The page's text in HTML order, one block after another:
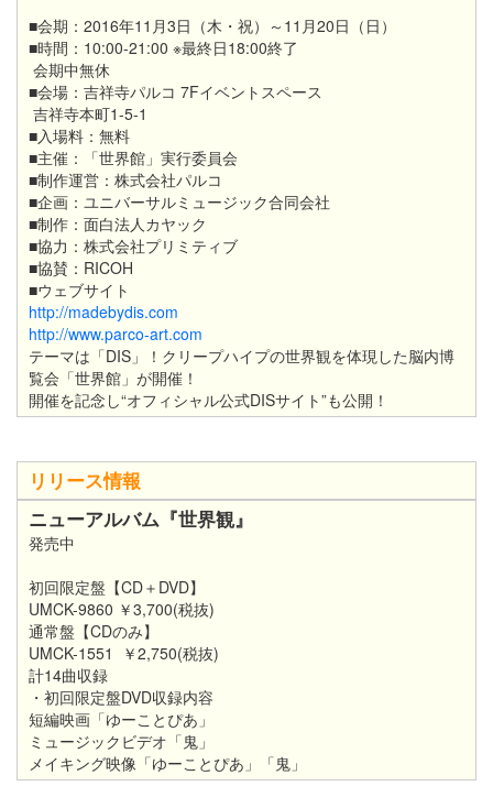
■会期：2016年11月3日（木・祝）～11月20日（日）
■時間：10:00-21:00 ※最終日18:00終了
会期中無休
■会場：吉祥寺パルコ 7Fイベントスペース
吉祥寺本町1-5-1
■入場料：無料
■主催：「世界館」実行委員会
■制作運営：株式会社パルコ
■企画：ユニバーサルミュージック合同会社
■制作：面白法人カヤック
■協力：株式会社プリミティブ
■協賛：RICOH
■ウェブサイト
http://madebydis.com
http://www.parco-art.com
テーマは「DIS」！クリープハイプの世界観を体現した脳内博
覧会「世界館」が開催！
開催を記念し“オフィシャル公式DISサイト”も公開！
リリース情報
ニューアルバム『世界観』
発売中
初回限定盤【CD＋DVD】
UMCK-9860 ￥3,700(税抜)
通常盤【CDのみ】
UMCK-1551 ￥2,750(税抜)
計14曲収録
・初回限定盤DVD収録内容
短編映画「ゆーことぴあ」
ミュージックビデオ「鬼」
メイキング映像「ゆーことぴあ」「鬼」